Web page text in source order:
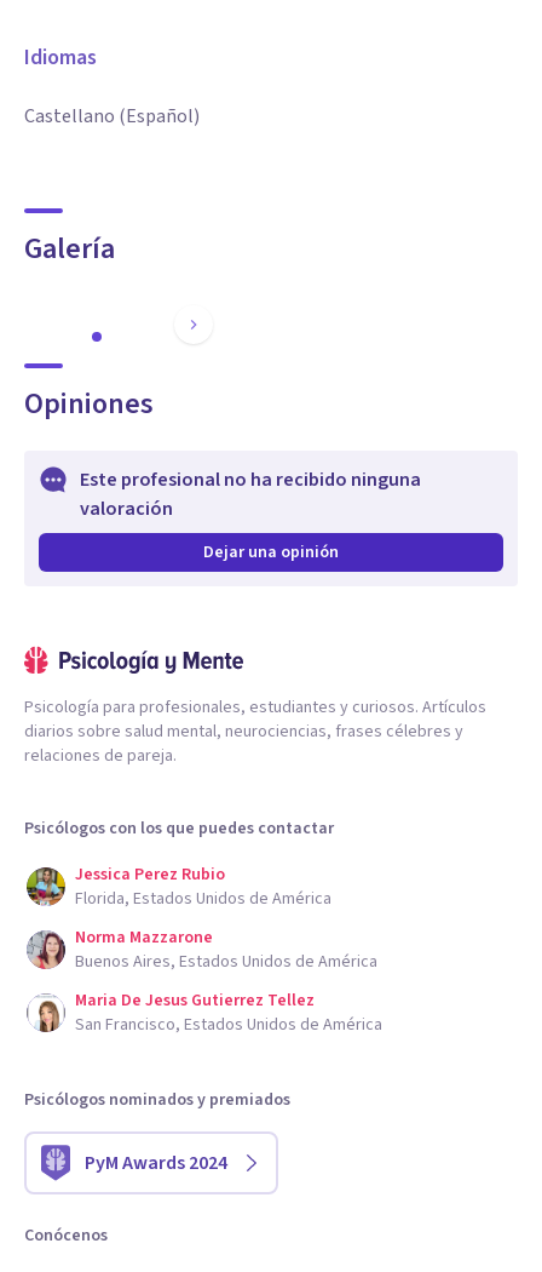
Idiomas
Castellano (Español)
Galería
Opiniones
Este profesional no ha recibido ninguna
valoración
Dejar una opinión
Psicología para profesionales, estudiantes y curiosos. Artículos
diarios sobre salud mental, neurociencias, frases célebres y
relaciones de pareja.
Psicólogos con los que puedes contactar
Jessica Perez Rubio
Florida, Estados Unidos de América
Norma Mazzarone
Buenos Aires, Estados Unidos de América
Maria De Jesus Gutierrez Tellez
San Francisco, Estados Unidos de América
Psicólogos nominados y premiados
PyM Awards 2024
Conócenos